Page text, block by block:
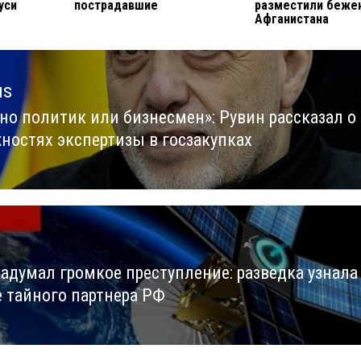
пострадавшие
разместили
Афганистана
политик или бизнесмен»: Рувин рассказал о
экспертизы в госзакупках
громкое преступление: разведка узнала
тайного партнера РФ